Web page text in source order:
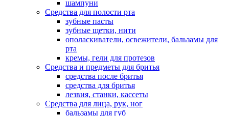
шампуни
Средства для полости рта
зубные пасты
зубные щетки, нити
ополаскиватели, освежители, бальзамы для
рта
кремы, гели для протезов
Средства и предметы для бритья
средства после бритья
средства для бритья
лезвия, станки, кассеты
Средства для лица, рук, ног
бальзамы для губ